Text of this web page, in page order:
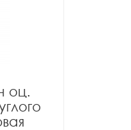
оц.